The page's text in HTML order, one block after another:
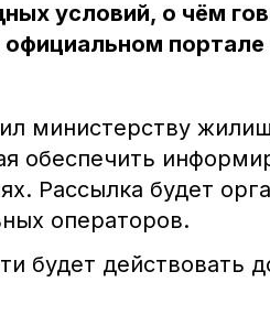
условий, о чём
официальном портале
министерству
обеспечить
Рассылка будет
операторов.
будет действовать